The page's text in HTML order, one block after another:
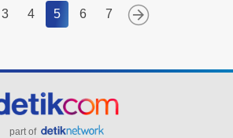
3 4 5 6 7
part of